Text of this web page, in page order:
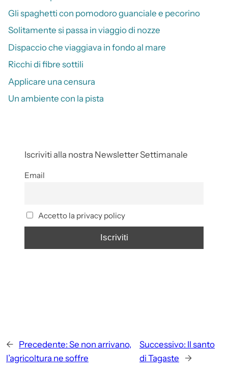
Gli spaghetti con pomodoro guanciale e pecorino
Solitamente si passa in viaggio di nozze
Dispaccio che viaggiava in fondo al mare
Ricchi di fibre sottili
Applicare una censura
Un ambiente con la pista
Iscriviti alla nostra Newsletter Settimanale
Email
Accetto la privacy policy
← Precedente: Se non arrivano,
l’agricoltura ne soffre
Successivo: Il santo
di Tagaste
→